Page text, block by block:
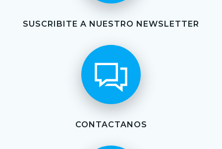
SUSCRIBITE A NUESTRO NEWSLETTER
CONTACTANOS